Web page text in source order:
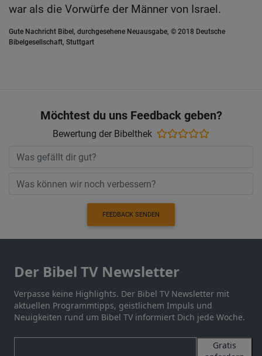
war als die Vorwürfe der Männer von Israel.
Gute Nachricht Bibel, durchgesehene Neuausgabe, © 2018 Deutsche
Bibelgesellschaft, Stuttgart
Möchtest du uns Feedback geben?
Bewertung der Bibelthek
FEEDBACK SENDEN
Der Bibel TV Newsletter
Verpasse keine Highlights. Der Bibel TV Newsletter mit
aktuellen Programmtipps, geistlichem Impuls und
Neuigkeiten rund um Bibel TV informiert Dich jede Woche.
Gratis